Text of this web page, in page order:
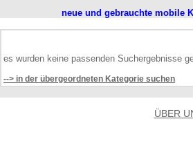
neue und gebrauchte mobile
es wurden keine passenden Suchergebnisse
--> in der übergeordneten Kategorie suchen
ÜBER